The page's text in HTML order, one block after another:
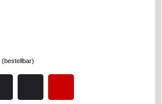
(bestellbar)